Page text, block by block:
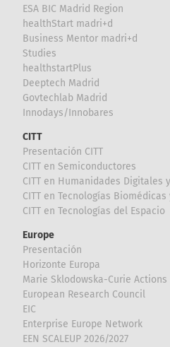
ESA BIC Madrid Region
healthStart madri+d
Business Mentor madri+d
Studies
healthstartPlus
Deeptech Madrid
Govtechlab Madrid
Innodays/Innobares
CITT
Presentación CITT
CITT en Semiconductores
CITT en Humanidades Digitales
CITT en Tecnologías
CITT en Tecnologías del Espacio
Europe
Presentación
Horizonte Europa
Marie Sklodowska-Curie Actions
European Research Council
EIC
Enterprise Europe Network
EEN SCALEUP 2026/2027